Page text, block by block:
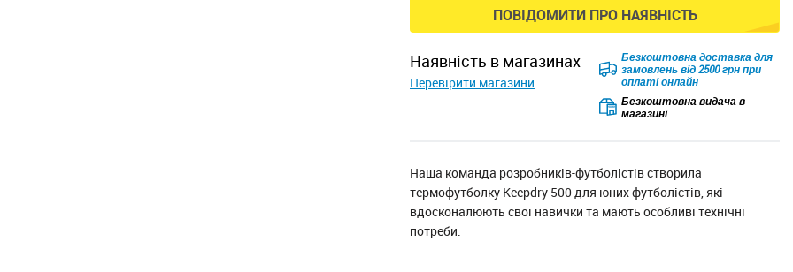
ПОВІДОМИТИ ПРО НАЯВНІСТЬ
наявність в магазинах
Перевірити магазини
Безкоштовна доставка для
замовлень від 2500 грн при
оплаті онлайн
Безкоштовна видача в
магазині
Наша команда розробників-футболістів створила
термофутболку Keepdry 500 для юних футболістів, які
вдосконалюють свої навички та мають особливі технічні
потреби.